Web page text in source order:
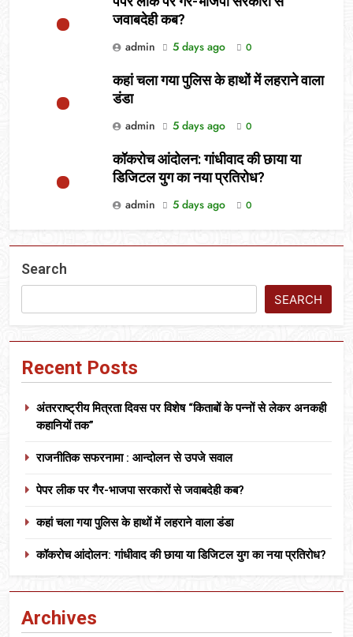
जवाबदेही कब?
admin
5 days ago 0
कहां चला गया पुलिस के हाथों में लहराने वाला
डंडा
admin
5 days ago 0
कॉकरोच आंदोलन: गांधीवाद की छाया या
डिजिटल युग का नया प्रतिरोध?
admin
5 days ago 0
Search
SEARCH
Recent Posts
अंतरराष्ट्रीय मित्रता दिवस पर विशेष “किताबों के पन्नों से लेकर अनकही
कहानियों तक”
राजनीतिक सफरनामा : आन्दोलन से उपजे सवाल
पेपर लीक पर गैर-भाजपा सरकारों से जवाबदेही कब?
कहां चला गया पुलिस के हाथों में लहराने वाला डंडा
कॉकरोच आंदोलन: गांधीवाद की छाया या डिजिटल युग का नया प्रतिरोध?
Archives